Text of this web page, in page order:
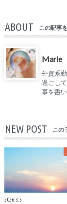
ABOUT この記事
Marie
外資系
過ごし
事を書
NEW POST この
2026.3.5